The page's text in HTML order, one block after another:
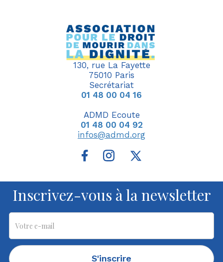
130, rue La Fayette
75010 Paris
Secrétariat
01 48 00 04 16
ADMD Ecoute
01 48 00 04 92
infos@admd.org
Inscrivez-vous à la newsletter
S'inscrire